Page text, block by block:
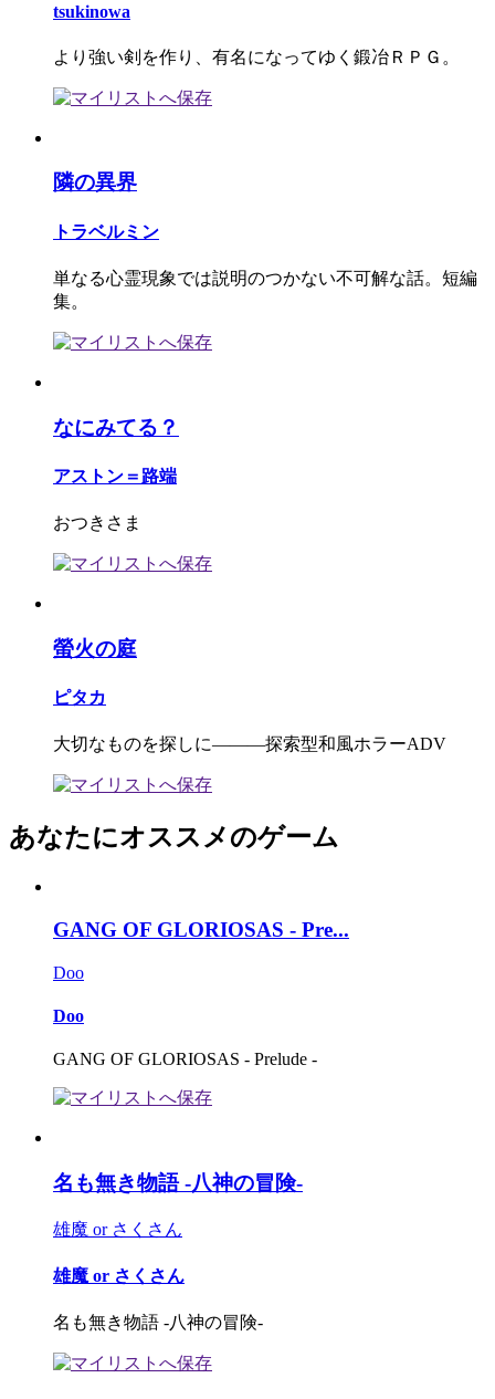
tsukinowa
より強い剣を作り、有名になってゆく鍛冶ＲＰＧ。
隣の異界
トラベルミン
単なる心霊現象では説明のつかない不可解な話。短編
集。
なにみてる？
アストン＝路端
おつきさま
螢火の庭
ピタカ
大切なものを探しに―――探索型和風ホラーADV
あなたにオススメのゲーム
GANG OF GLORIOSAS - Pre...
Doo
Doo
GANG OF GLORIOSAS - Prelude -
名も無き物語 -八神の冒険-
雄魔 or さくさん
雄魔 or さくさん
名も無き物語 -八神の冒険-